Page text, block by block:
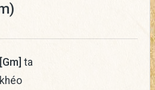
[Gm] ta
khéo